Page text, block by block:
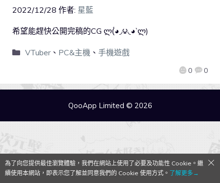
2022/12/28 作者: 星藍
0 0
希望能趕快公開完稿的CG ლ(́◕◞౪◟◕‵ლ)
VTuber、 PC&主機、 手機遊戲
QooApp Limited © 2026
為了向您提供最佳瀏覽體驗，我們在網站上使用了必要及功能性 Cookie。繼
續使用本網站，即表示您了解並同意我們的 Cookie 使用方式。 了解更多→